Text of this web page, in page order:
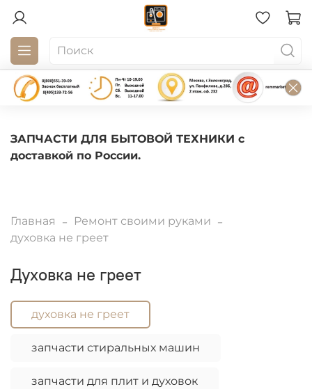
ЗАПЧАСТИ ДЛЯ БЫТОВОЙ ТЕХНИКИ с
доставкой по России.
Главная
Ремонт своими руками
духовка не греет
духовка не греет
духовка не греет
запчасти стиральных машин
запчасти для плит и духовок